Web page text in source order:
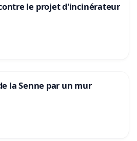
le projet d'incinérateur
la Senne par un mur